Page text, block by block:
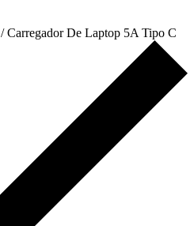
/ Carregador De Laptop 5A Tipo C